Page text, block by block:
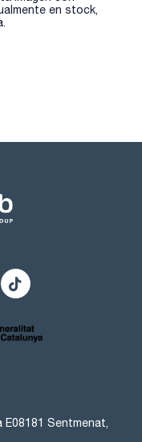
en stock,
E08181 Sentmenat,